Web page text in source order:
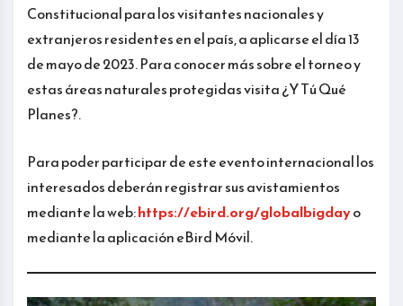
Constitucional para los visitantes nacionales y
extranjeros residentes en el país, a aplicarse el día 13
de mayo de 2023. Para conocer más sobre el torneo y
estas áreas naturales protegidas visita ¿Y Tú Qué
Planes?.
Para poder participar de este evento internacional los
interesados deberán registrar sus avistamientos
mediante la web:https://ebird.org/globalbigdayo
mediante la aplicación eBird Móvil.